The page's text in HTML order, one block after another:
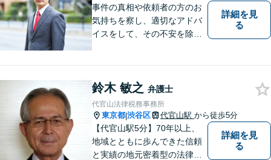
事件の真相や依頼者の方のお
気持ちを察し、適切なアドバ
イスをして、その不安を除去
詳細を見
る
鈴木 敏之 弁護士
代官山法律税務事務所
東京都|渋谷区 代官山駅 から徒歩5分
【代官山駅5分】70年以上、
地域とともに歩んできた信頼
と実績の地元密着型の法律事
詳細を見
る